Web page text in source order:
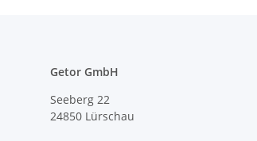
Getor GmbH
Seeberg 22
24850 Lürschau